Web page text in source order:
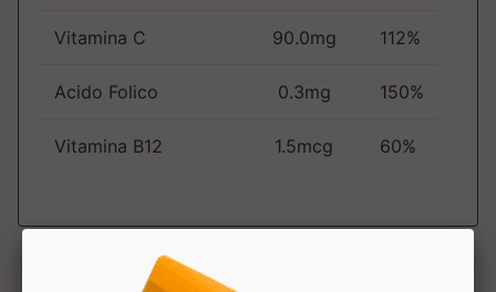
Vitamina C 90.0mg 112%
Acido Folico 0.3mg 150%
Vitamina B12 1.5mcg 60%